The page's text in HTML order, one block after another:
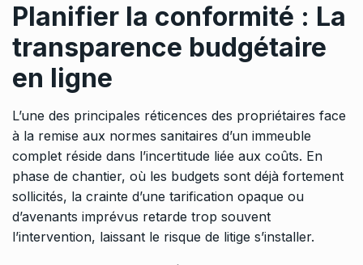
Planifier la conformité : La
transparence budgétaire
en ligne
L’une des principales réticences des propriétaires face
à la remise aux normes sanitaires d’un immeuble
complet réside dans l’incertitude liée aux coûts. En
phase de chantier, où les budgets sont déjà fortement
sollicités, la crainte d’une tarification opaque ou
d’avenants imprévus retarde trop souvent
l’intervention, laissant le risque de litige s’installer.